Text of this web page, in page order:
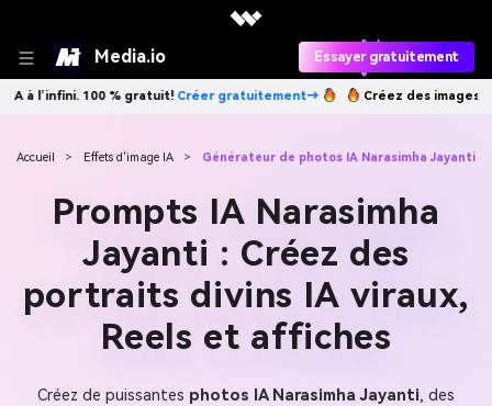
Media.io Essayer gratuitement
Créez des images IA à l’infini. 100 % gratuit!Créer gratuitement→
Accueil > Effets d'image IA > Générateur de photos IA Narasimha Jayanti
Prompts IA Narasimha
Jayanti : Créez des
portraits divins IA viraux,
Reels et affiches
Créez de puissantes photos IA Narasimha Jayanti, des